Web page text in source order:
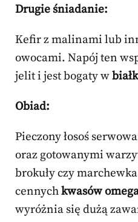
Drugie śniadanie:
Kefir z malinami lub
owocami. Napój ten
jelit i jest bogaty w
Obiad:
Pieczony łosoś
oraz gotowanymi
brokuły czy
cennychkwasów
wyróżnia się dużą